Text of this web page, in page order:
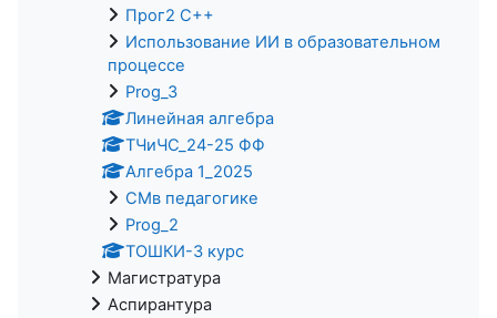
Прог2 С++
Использование ИИ в образовательном
процессе
Prog_3
Линейная алгебра
ТЧиЧС_24-25 ФФ
Алгебра 1_2025
СМв педагогике
Prog_2
ТОШКИ-3 курс
Магистратура
Аспирантура